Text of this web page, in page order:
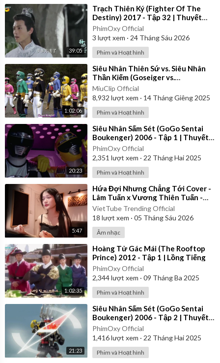
39:05
⁣Trạch Thiên Ký (Fighter Of The
Destiny) 2017 - Tập 32 | Thuyết
Minh
PhimOxy Official
3 lượt xem · 24 Tháng Sáu 2026
Phim và Hoạt hình
1:02:06
⁣Siêu Nhân Thiên Sứ vs. Siêu Nhân
Thần Kiếm (Goseiger vs.
Shinkenger) | Vietsub
MiuClip Official
8,932 lượt xem · 14 Tháng Giêng 2025
Phim và Hoạt hình
20:23
⁣Siêu Nhân Sấm Sét (GoGo Sentai
Boukenger) 2006 - Tập 1 | Thuyết
Minh
PhimOxy Official
2,351 lượt xem · 22 Tháng Hai 2025
Phim và Hoạt hình
5:47
⁣Hứa Đợi Nhưng Chẳng Tới Cover -
Lâm Tuấn x Vương Thiên Tuấn -
Kiều Chi
VietTube Trending Official
18 lượt xem · 05 Tháng Sáu 2026
Âm nhạc
1:02:35
⁣Hoàng Tử Gác Mái (The Rooftop
Prince) 2012 - Tập 1 | Lồng Tiếng
PhimOxy Official
2,344lượt xem · 09 Tháng Ba 2025
Phim và Hoạt hình
21:23
⁣Siêu Nhân Sấm Sét (GoGo Sentai
Boukenger) 2006 - Tập 2 | Thuyết
Minh
PhimOxy Official
1,416lượt xem · 22 Tháng Hai 2025
Phim và Hoạt hình